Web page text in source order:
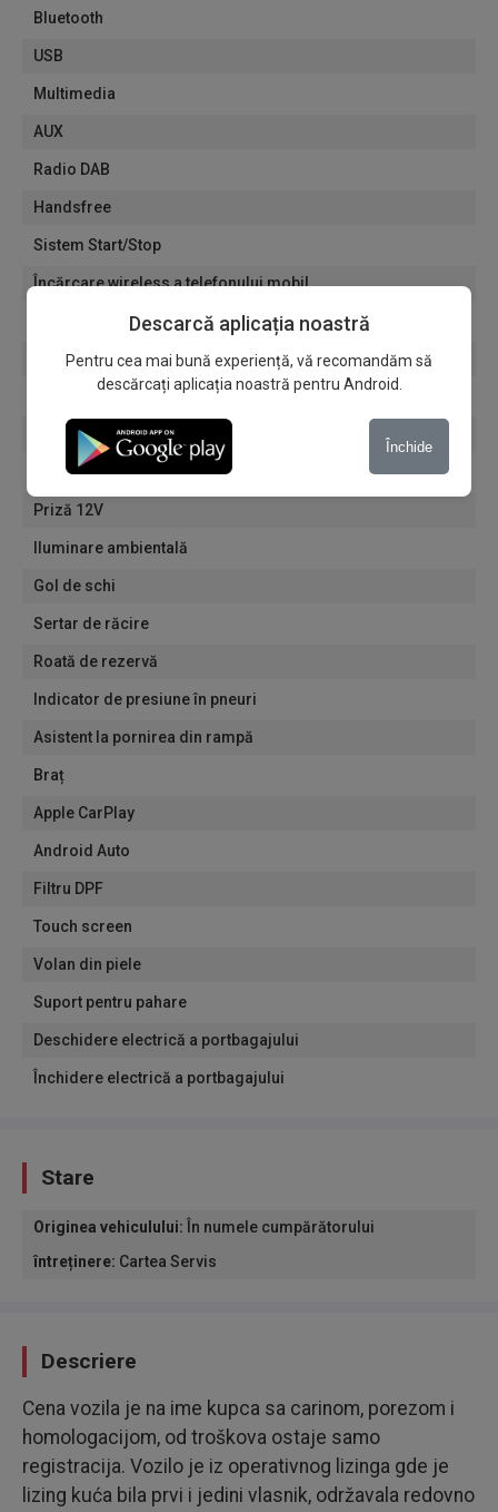
Bluetooth
USB
Multimedia
AUX
Radio DAB
Handsfree
Sistem Start/Stop
Încărcare wireless a telefonului mobil
Tablou de bord virtual
Sistem ISOFIX
Scaune reglabile pe înălțime
Padele volan
Volan reglabil pe înălțime
Priză 12V
Iluminare ambientală
Gol de schi
Sertar de răcire
Roată de rezervă
Indicator de presiune în pneuri
Asistent la pornirea din rampă
Braț
Apple CarPlay
Android Auto
Filtru DPF
Touch screen
Volan din piele
Suport pentru pahare
Deschidere electrică a portbagajului
Închidere electrică a portbagajului
Stare
Originea vehiculului: În numele cumpărătorului
întreținere: Cartea Servis
Descriere
Cena vozila je na ime kupca sa carinom, porezom i
homologacijom, od troškova ostaje samo
registracija. Vozilo je iz operativnog lizinga gde je
lizing kuća bila prvi i jedini vlasnik, održavala redovno
Descarcă aplicația noastră
Pentru cea mai bună experiență, vă recomandăm să
descărcați aplicația noastră pentru Android.
Închide